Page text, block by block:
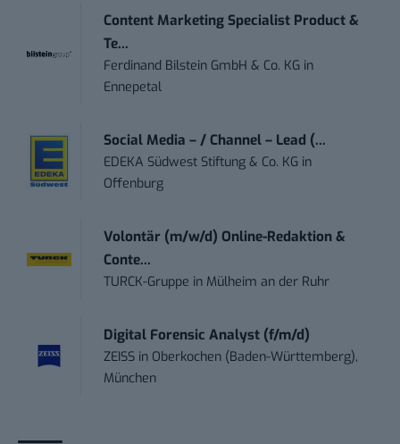
Content Marketing Specialist Product &
Te...
Ferdinand Bilstein GmbH & Co. KG in
Ennepetal
Social Media – / Channel – Lead (...
EDEKA Südwest Stiftung & Co. KG in
Offenburg
Volontär (m/w/d) Online-Redaktion &
Conte...
TURCK-Gruppe in Mülheim an der Ruhr
Digital Forensic Analyst (f/m/d)
ZEISS in Oberkochen (Baden-Württemberg),
München